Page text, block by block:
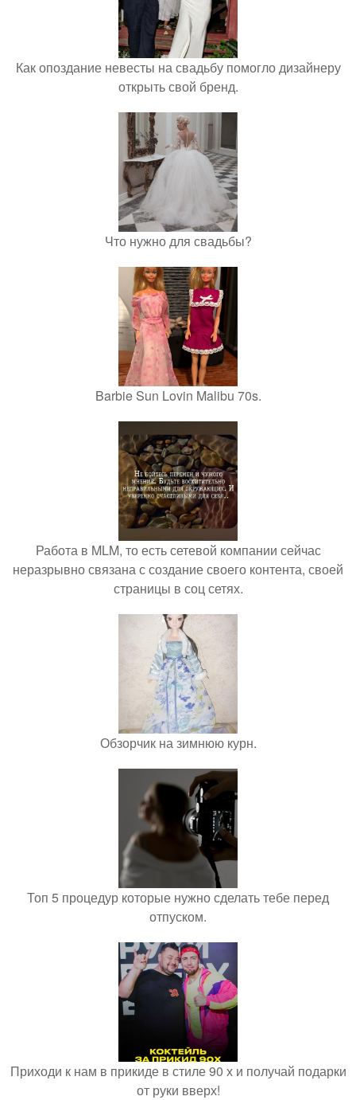
Как опоздание невесты на свадьбу помогло дизайнеру
открыть свой бренд.
Что нужно для свадьбы?
Barbie Sun Lovin Malibu 70s.
Работа в MLM, то есть сетевой компании сейчас
неразрывно связана с создание своего контента, своей
страницы в соц сетях.
Обзорчик на зимнюю курн.
Топ 5 процедур которые нужно сделать тебе перед
отпуском.
Приходи к нам в прикиде в стиле 90 х и получай подарки
от руки вверх!